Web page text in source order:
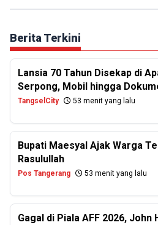
Berita Terkini
Lansia 70 Tahun Disekap di
Serpong, Mobil hingga
TangselCity 53 menit yang lalu
Bupati Maesyal Ajak Warga
Rasulullah
Pos Tangerang 53 menit yang lalu
Gagal di Piala AFF 2026, John